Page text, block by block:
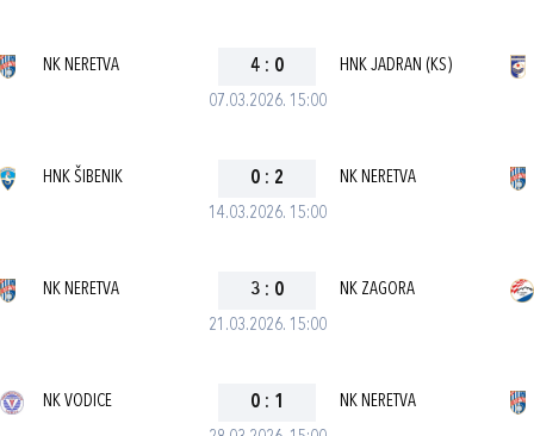
07.03.2026. 15:00
NK NERETVA 4 : 0 HNK JADRAN (KS)
14.03.2026. 15:00
HNK ŠIBENIK 0 : 2 NK NERETVA
21.03.2026. 15:00
NK NERETVA 3 : 0 NK ZAGORA
NK VODICE 0 : 1 NK NERETVA